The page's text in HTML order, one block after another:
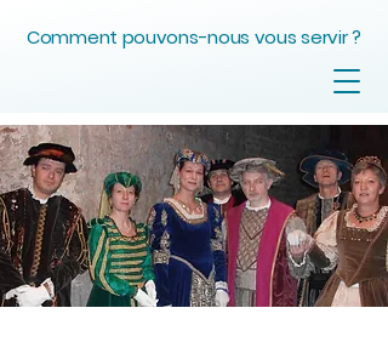
Comment pouvons-nous vous servir ?